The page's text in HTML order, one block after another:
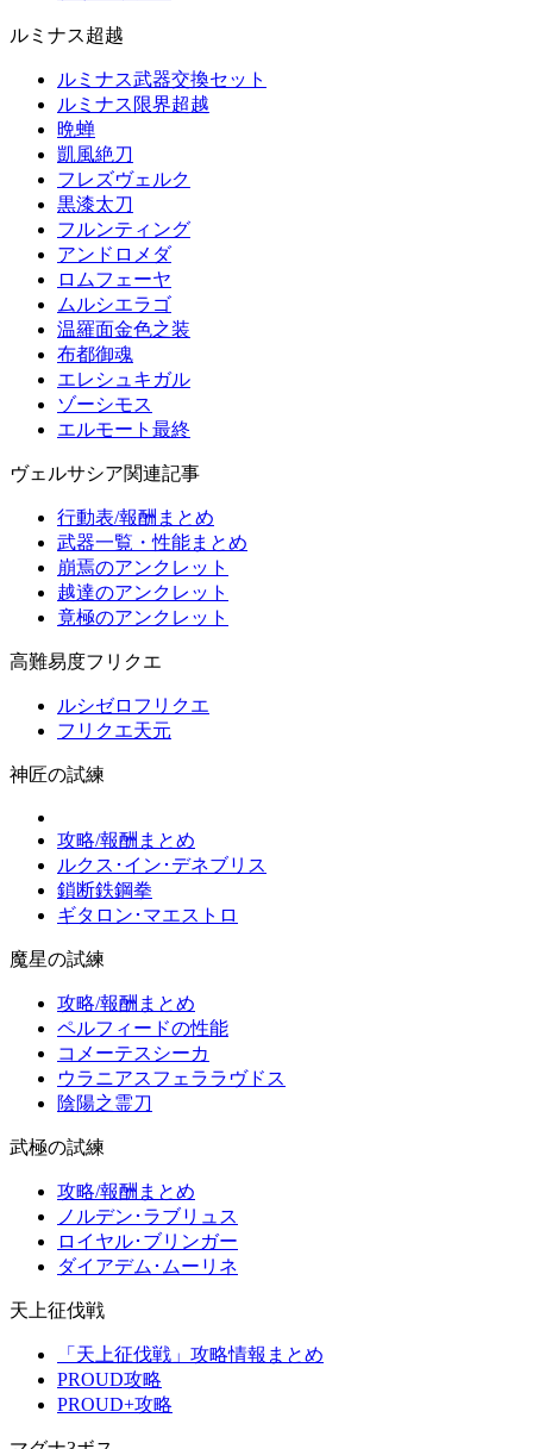
ルミナス超越
ルミナス武器交換セット
ルミナス限界超越
晩蝉
凱風絶刀
フレズヴェルク
黒漆太刀
フルンティング
アンドロメダ
ロムフェーヤ
ムルシエラゴ
温羅面金色之装
布都御魂
エレシュキガル
ゾーシモス
エルモート最終
ヴェルサシア関連記事
行動表/報酬まとめ
武器一覧・性能まとめ
崩焉のアンクレット
越達のアンクレット
竟極のアンクレット
高難易度フリクエ
ルシゼロフリクエ
フリクエ天元
神匠の試練
攻略/報酬まとめ
ルクス･イン･デネブリス
鎖断鉄鋼拳
ギタロン･マエストロ
魔星の試練
攻略/報酬まとめ
ペルフィードの性能
コメーテスシーカ
ウラニアスフェララヴドス
陰陽之霊刀
武極の試練
攻略/報酬まとめ
ノルデン･ラブリュス
ロイヤル･ブリンガー
ダイアデム･ムーリネ
天上征伐戦
「天上征伐戦」攻略情報まとめ
PROUD攻略
PROUD+攻略